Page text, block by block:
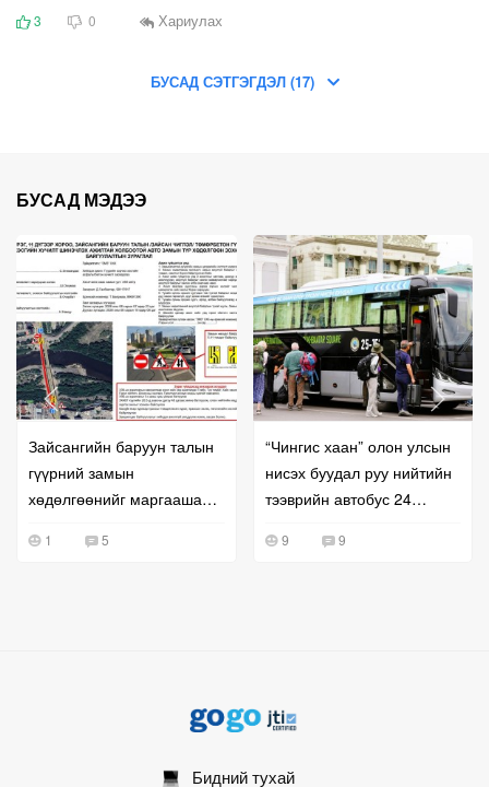
3 0 Хариулах
БУСАД СЭТГЭГДЭЛ (17)
БУСАД МЭДЭЭ
Зайсангийн баруун талын
гүүрний замын
хөдөлгөөнийг маргаашаас
1 5
“Чингис хаан” олон улсын
нисэх буудал руу нийтийн
тээврийн автобус 24
9 9
Бидний тухай